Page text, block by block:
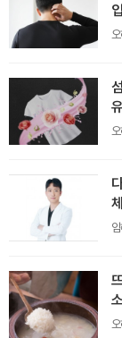
유